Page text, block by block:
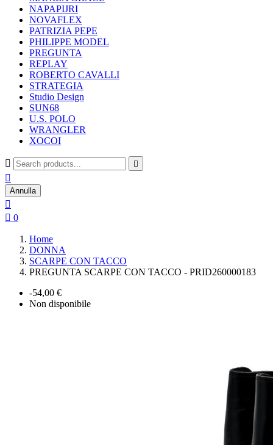
NAPAPIJRI
NOVAFLEX
PATRIZIA PEPE
PHILIPPE MODEL
PREGUNTA
REPLAY
ROBERTO CAVALLI
STRATEGIA
Studio Design
SUN68
U.S. POLO
WRANGLER
XOCOI
 

Annulla

 0
Home
DONNA
SCARPE CON TACCO
PREGUNTA SCARPE CON TACCO - PRID260000183
-54,00 €
Non disponibile